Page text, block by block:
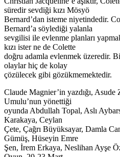
süredir sevdiği kızı Mösyö
Bernard’dan isteme niyetindedir.
Bernard’a söylediği yalanla
sevgilisi ile evlenme planları
kızı ister ne de Colette
doğru adamla evlenmek üzeredir.
olaylar hiç de kolay
çözülecek gibi gözükmemektedir.
Claude Magnier’in yazdığı,
Umulu’nun yönettiği
oyunda Abdullah Topal, Aslı
Karakaya, Ceylan
Çete, Çağrı Büyüksayar, Damla
Gümüş, Hüseyin Emre
Şen, İrem Erkaya, Neslihan Ayşe